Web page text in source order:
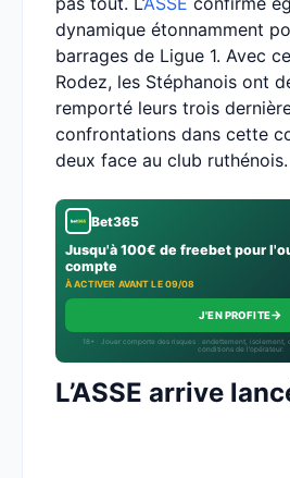
dynamique étonnamment
barrages de Ligue 1. Avec
Rodez, les Stéphanois ont
remporté leurs trois
confrontations dans cette
deux face au club ruthénois.
Bet365
Jusqu'à 100€ de freebet pour
compte
À ACTIVER AVANT LE 09/08
J'EN PROFITE→
18+ · Jouer comporte des risques : endettement, isolement,
conditions de l’opérateur.
L’ASSE arrive